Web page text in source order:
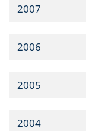
2007
2006
2005
2004